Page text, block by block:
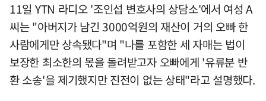
11일 YTN 라디오 '조인섭 변호사의 상담소'에서 여성 A
씨는 "아버지가 남긴 3000억원의 재산이 거의 오빠 한
사람에게만 상속됐다"며 "나를 포함한 세 자매는 법이
보장한 최소한의 몫을 돌려받고자 오빠에게 '유류분 반
환 소송'을 제기했지만 진전이 없는 상태"라고 설명했다.